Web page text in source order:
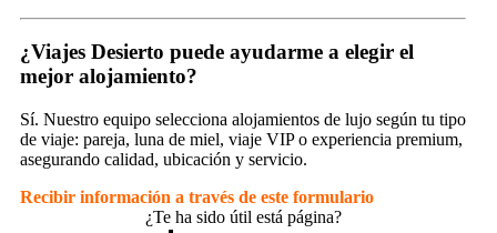
¿Viajes Desierto puede ayudarme a elegir el
mejor alojamiento?
Sí. Nuestro equipo selecciona alojamientos de lujo según tu tipo
de viaje: pareja, luna de miel, viaje VIP o experiencia premium,
asegurando calidad, ubicación y servicio.
Recibir información a través de este formulario
¿Te ha sido útil está página?